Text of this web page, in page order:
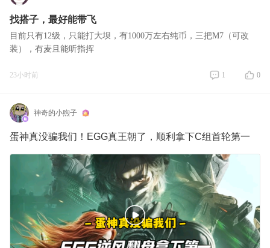
找搭子，最好能带飞
目前只有12级，只能打大坝，有1000万左右纯币，三把M7（可改
装），有麦且能听指挥
23小时前 1 0
神奇的小煦子
蛋神真没骗我们！EGG真王朝了，顺利拿下C组首轮第一